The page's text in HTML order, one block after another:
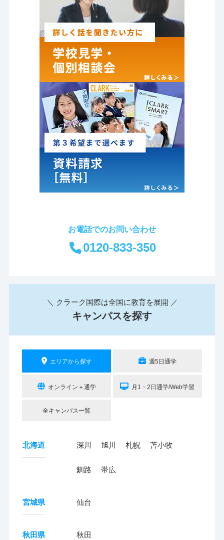
お電話でのお問い合わせ
0120-833-350
＼ クラーク国際は全国に教育を展開 ／
キャンパスを探す
エリアから探す 週5日通学
オンライン＋通学 月1・2日通学/Web学習
全キャンパス一覧
北海道 深川 旭川 札幌 苫小牧
釧路 帯広
宮城県 仙台
秋田県 秋田